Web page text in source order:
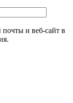
и веб-сайт в